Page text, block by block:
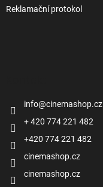
Reklamační protokol
info@cinemashop.cz
+ 420 774 221 482
+420 774 221 482
cinemashop.cz
cinemashop.cz